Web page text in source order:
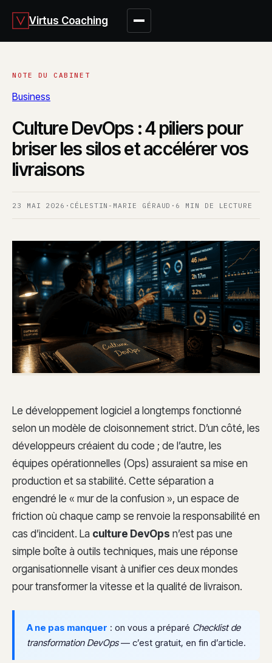
Virtus Coaching
Business
Culture DevOps : 4 piliers pour
briser les silos et accélérer vos
livraisons
23 MAI 2026 · CÉLESTIN-MARIE GÉRAUD · 6 MIN DE LECTURE
Le développement logiciel a longtemps fonctionné
selon un modèle de cloisonnement strict. D’un côté, les
développeurs créaient du code ; de l’autre, les
équipes opérationnelles (Ops) assuraient sa mise en
production et sa stabilité. Cette séparation a
engendré le « mur de la confusion », un espace de
friction où chaque camp se renvoie la responsabilité en
cas d’incident. La culture DevOps n’est pas une
simple boîte à outils techniques, mais une réponse
organisationnelle visant à unifier ces deux mondes
pour transformer la vitesse et la qualité de livraison.
A ne pas manquer : on vous a préparé Checklist de
transformation DevOps— c’est gratuit, en fin d’article.